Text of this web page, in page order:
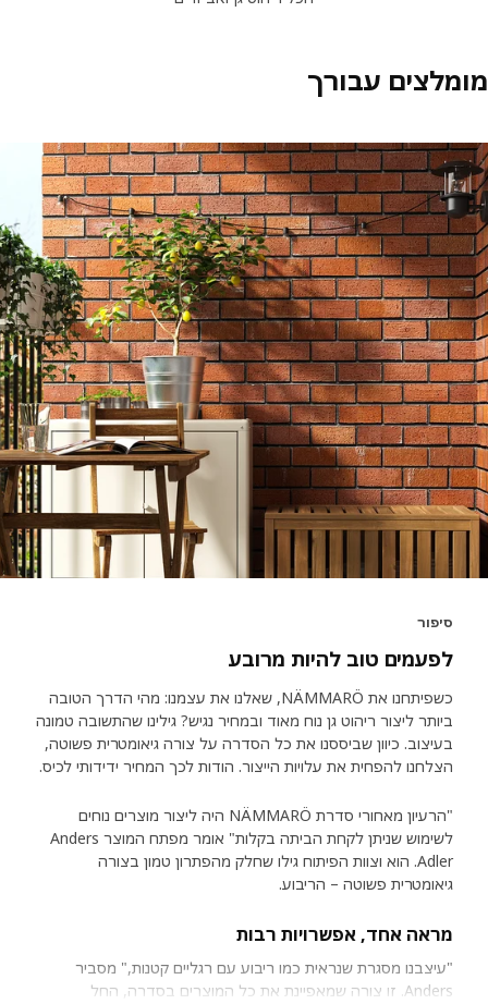
עבורך
סיפור
לפעמים טוב להיות מרובע
כשפיתחנו את NÄMMARÖ, שאלנו את עצמנו: מהי הדרך הטובה
ביותר ליצור ריהוט גן נוח מאוד ובמחיר נגיש? גילינו שהתשובה טמונה
בעיצוב. כיוון שביססנו את כל הסדרה על צורה גיאומטרית פשוטה,
הצלחנו להפחית את עלויות הייצור. הודות לכך המחיר ידידותי לכיס.
"הרעיון מאחורי סדרת NÄMMARÖ היה ליצור מוצרים נוחים
לשימוש שניתן לקחת הביתה בקלות" אומר מפתח המוצר Anders
Adler. הוא וצוות הפיתוח גילו שחלק מהפתרון טמון בצורה
גיאומטרית פשוטה – הריבוע.
מראה אחד, אפשרויות רבות
"עיצבנו מסגרת שנראית כמו ריבוע עם רגליים קטנות," מסביר
Anders. זו צורה שמאפיינת את כל המוצרים בסדרה, החל